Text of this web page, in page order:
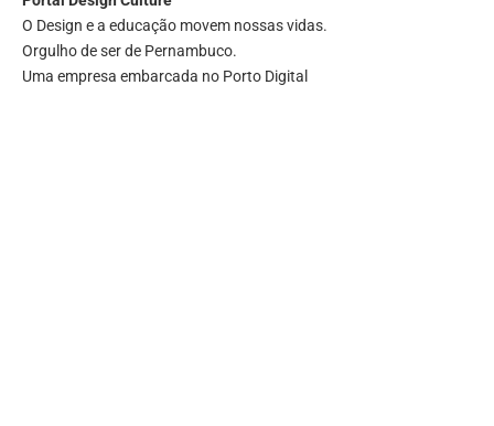
O Design e a educação movem nossas vidas.
Orgulho de ser de Pernambuco.
Uma empresa embarcada no Porto Digital